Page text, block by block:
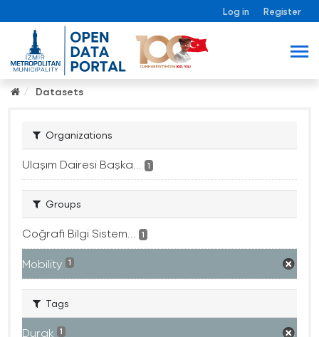
Log in Register
Datasets
Organizations
Ulaşım Dairesi Başka... 1
Groups
Coğrafi Bilgi Sistem... 1
Mobility 1
Tags
Durak 1